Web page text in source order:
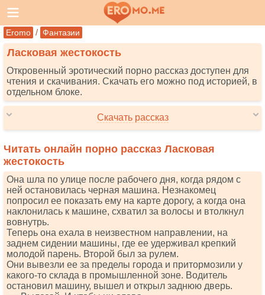
Eromo / Фантазии
Ласковая жестокость
Откровенный эротический порно рассказ доступен для
чтения и скачивания. Скачать его можно под историей, в
отдельном блоке.
Скачать рассказ
Читать онлайн порно рассказ Ласковая
жестокость
Она шла по улице после рабочего дня, когда рядом с
ней остановилась черная машина. Незнакомец
попросил ее показать ему на карте дорогу, а когда она
наклонилась к машине, схватил за волосы и втолкнул
вовнутрь.
Теперь она ехала в неизвестном направлении, на
заднем сидении машины, где ее удерживал крепкий
молодой парень. Второй был за рулем.
Они вывезли ее за пределы города и притормозили у
какого-то склада в промышленной зоне. Водитель
остановил машину, вышел и открыл заднюю дверь.